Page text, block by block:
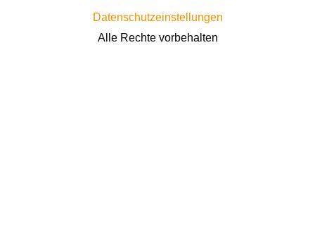
Datenschutzeinstellungen
Alle Rechte vorbehalten